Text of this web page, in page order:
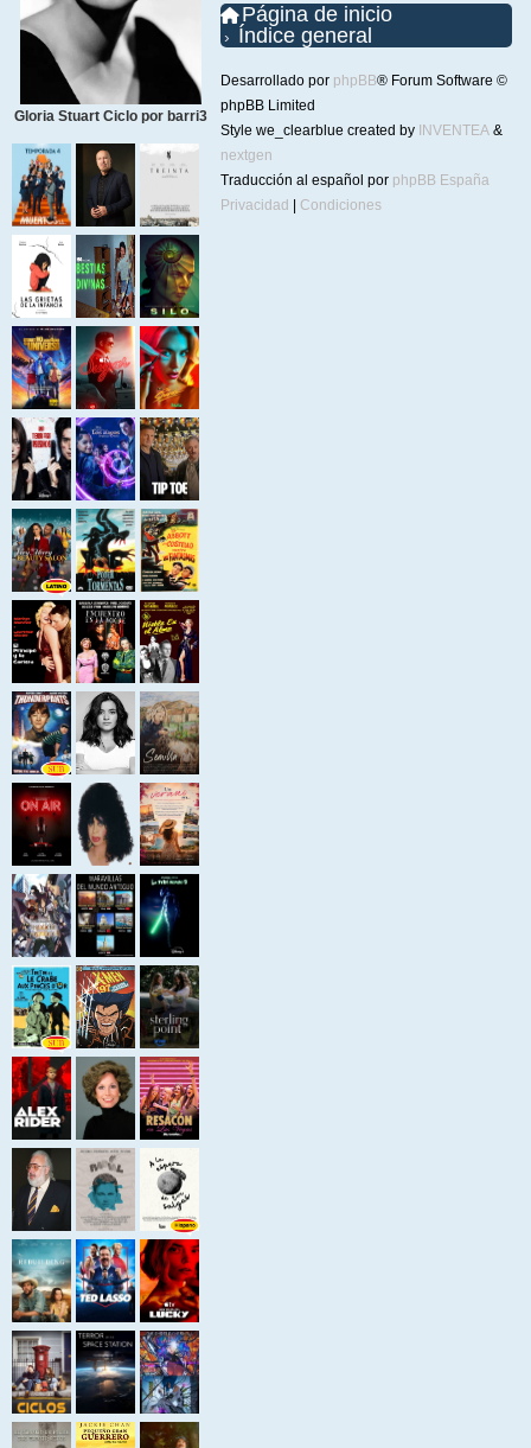
Gloria Stuart Ciclo por barri3
Página de inicio
Índice general
Desarrollado por phpBB® Forum Software ©
phpBB Limited
Style we_clearblue created by INVENTEA &
nextgen
Traducción al español por phpBB España
Privacidad | Condiciones